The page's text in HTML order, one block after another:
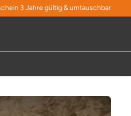
3 Jahre gültig & umtauschbar
Vorschläge erscheinen